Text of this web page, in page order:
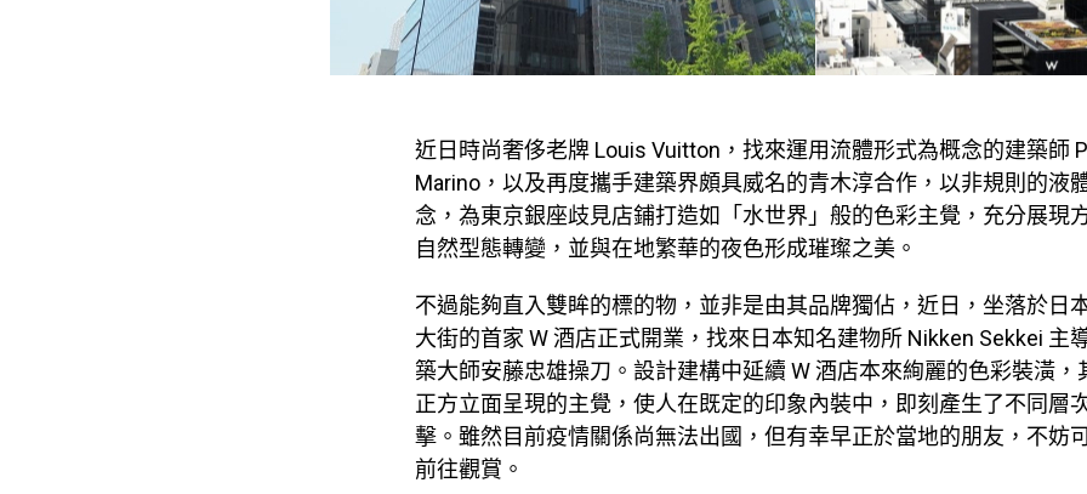
近日時尚奢侈老牌 Louis Vuitton，找來運用流體形式為概念的建築師
Marino，以及再度攜手建築界頗具威名的青木淳合作，以非規則的液
念，為東京銀座歧見店鋪打造如「水世界」般的色彩主覺，充分展現
自然型態轉變，並與在地繁華的夜色形成璀璨之美。
不過能夠直入雙眸的標的物，並非是由其品牌獨佔，近日，坐落於日
大街的首家 W 酒店正式開業，找來日本知名建物所 Nikken Sekkei 主
築大師安藤忠雄操刀。設計建構中延續 W 酒店本來絢麗的色彩裝潢，
正方立面呈現的主覺，使人在既定的印象內裝中，即刻產生了不同層
擊。雖然目前疫情關係尚無法出國，但有幸早正於當地的朋友，不妨
前往觀賞。